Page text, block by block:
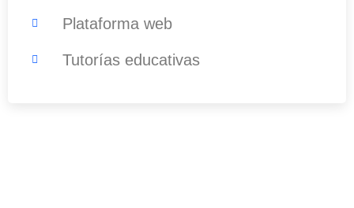
Plataforma web
Tutorías educativas